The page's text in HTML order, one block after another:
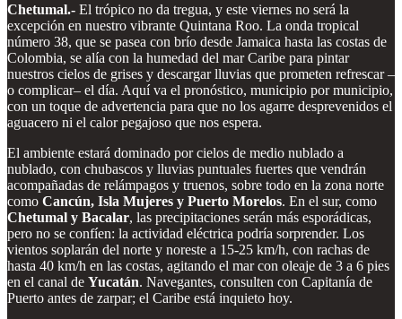
Chetumal.- El trópico no da tregua, y este viernes no será la
excepción en nuestro vibrante Quintana Roo. La onda tropical
número 38, que se pasea con brío desde Jamaica hasta las costas de
Colombia, se alía con la humedad del mar Caribe para pintar
nuestros cielos de grises y descargar lluvias que prometen refrescar –
o complicar– el día. Aquí va el pronóstico, municipio por municipio,
con un toque de advertencia para que no los agarre desprevenidos el
aguacero ni el calor pegajoso que nos espera.
El ambiente estará dominado por cielos de medio nublado a
nublado, con chubascos y lluvias puntuales fuertes que vendrán
acompañadas de relámpagos y truenos, sobre todo en la zona norte
como Cancún, Isla Mujeres y Puerto Morelos. En el sur, como
Chetumal y Bacalar, las precipitaciones serán más esporádicas,
pero no se confíen: la actividad eléctrica podría sorprender. Los
vientos soplarán del norte y noreste a 15-25 km/h, con rachas de
hasta 40 km/h en las costas, agitando el mar con oleaje de 3 a 6 pies
en el canal de Yucatán. Navegantes, consulten con Capitanía de
Puerto antes de zarpar; el Caribe está inquieto hoy.